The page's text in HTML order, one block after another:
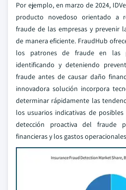
Por ejemplo, en marzo de 2024,
producto novedoso orientado a
fraude de las empresas y prevenir
de manera eficiente. FraudHub
los patrones de fraude en las
identificando y deteniendo
fraude antes de causar daño
innovadora solución incorpora
determinar rápidamente las
los usuarios indicativas de
detección proactiva del fraude
financieras y los gastos